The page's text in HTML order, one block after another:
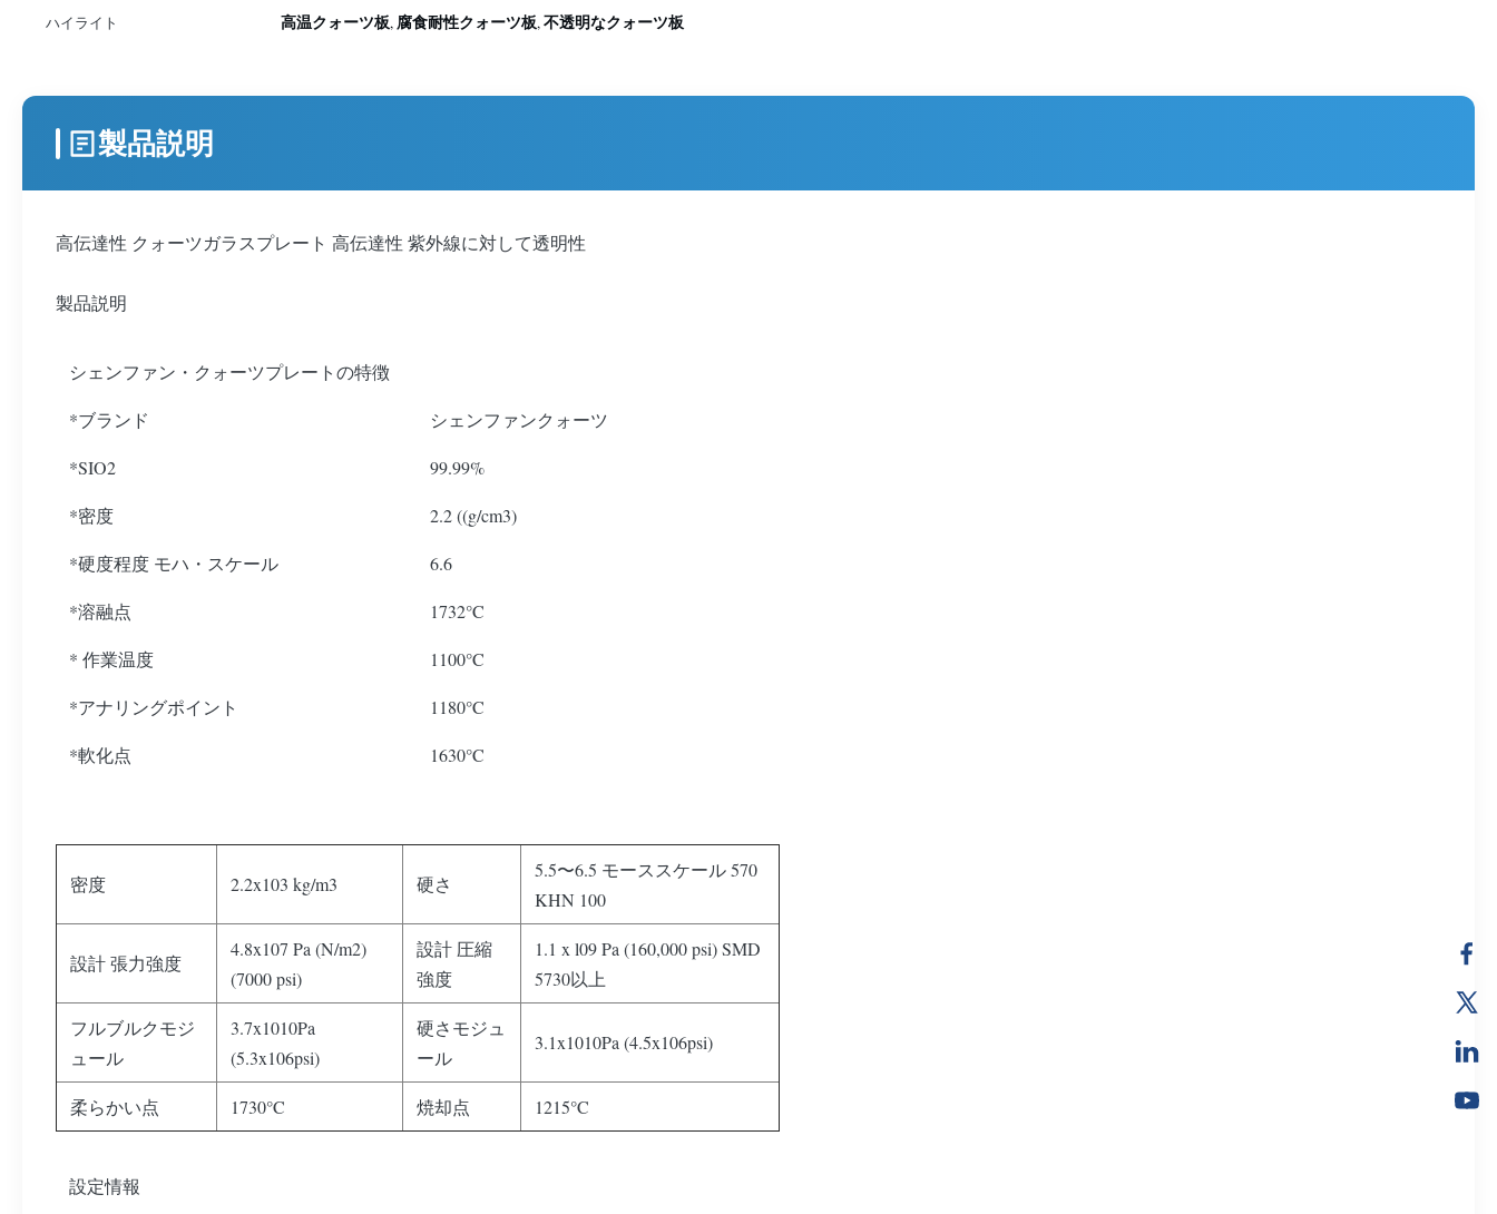
ハイライト
高温クォーツ板, 腐食耐性クォーツ板,不透明なクォーツ板
製品説明
高伝達性 クォーツガラスプレート 高伝達性 紫外線に対して透明性
製品説明
シェンファン・クォーツプレートの特徴
*ブランド シェンファンクォーツ
*SIO2 99.99%
*密度 2.2 ((g/cm3)
*硬度程度 モハ・スケール 6.6
*溶融点 1732°C
* 作業温度 1100°C
*アナリングポイント 1180°C
*軟化点 1630°C
密度 2.2x103 kg/m3 硬さ
5.5〜6.5 モーススケール 570
KHN 100
設計 張力強度
4.8x107 Pa (N/m2)
(7000 psi)
設計 圧縮
強度
1.1 x l09 Pa (160,000 psi) SMD
5730以上
フルブルクモジ
ュール
3.7x1010Pa
(5.3x106psi)
硬さモジュ
ール
3.1x1010Pa (4.5x106psi)
柔らかい点 1730°C 焼却点 1215°C
設定情報